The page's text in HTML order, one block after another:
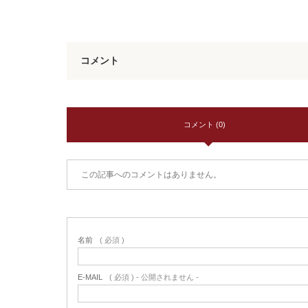
コメント
コメント (0)
この記事へのコメントはありません。
名前 ( 必須 )
E-MAIL ( 必須 ) - 公開されません -